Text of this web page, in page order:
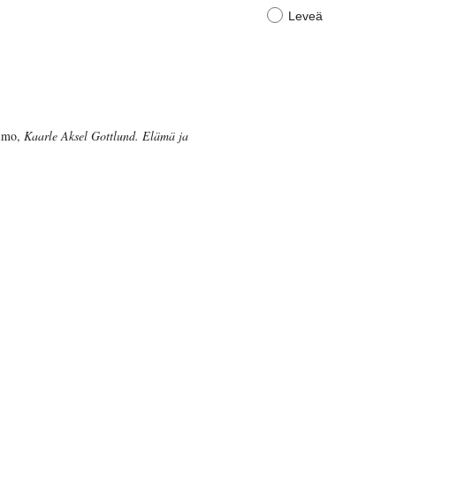
Leveä
Kaarle Aksel Gottlund. Elämä ja